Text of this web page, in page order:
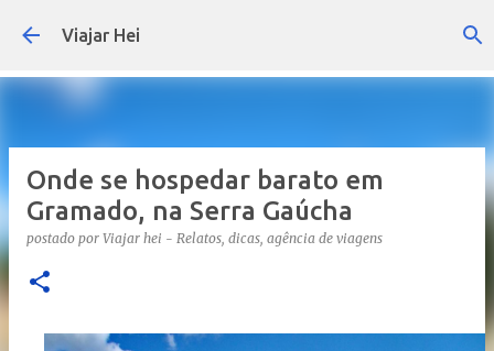
Pular para o conteúdo principal
Viajar Hei
Onde se hospedar barato em
Gramado, na Serra Gaúcha
postado por Viajar hei - Relatos, dicas, agência de viagens